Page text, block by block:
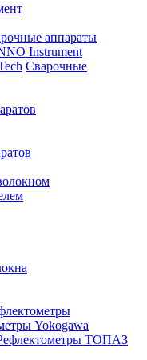
аппараты
Instrument
Cварочные
Yokogawa
ТОПАЗ